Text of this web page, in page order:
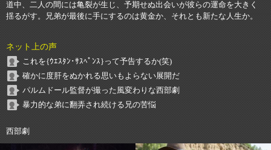
道中、二人の間には亀裂が生じ、予期せぬ出会いが彼らの運命を大きく
揺るがす。兄弟が最後に手にするのは黄金か、それとも新たな人生か。
ネット上の声
これを{ｳｴｽﾀﾝ･ｻｽﾍﾟﾝｽ}って予告するか(笑)
確かに度肝をぬかれる思いもよらない展開だ
パルムドール監督が撮った風変わりな西部劇
暴力的な弟に翻弄され続ける兄の苦悩
西部劇